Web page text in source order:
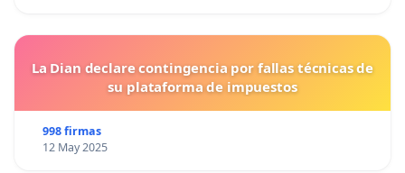
La Dian declare contingencia por fallas técnicas de
su plataforma de impuestos
998 firmas
12 May 2025